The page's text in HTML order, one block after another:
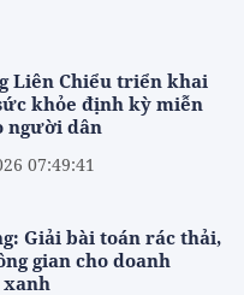
Liên Chiểu triển khai
khỏe định kỳ miễn
người dân
07:49:41
Giải bài toán rác thải,
gian cho doanh
xanh